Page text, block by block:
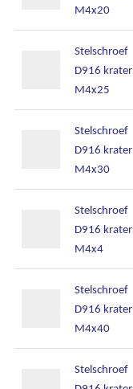
M4x20
Stelschroef
D916 krater
M4x25
Stelschroef
D916 krater
M4x30
Stelschroef
D916 krater
M4x4
Stelschroef
D916 krater
M4x40
Stelschroef